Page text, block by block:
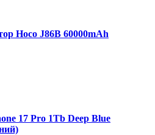
Hoco J86B 60000mAh
17 Pro 1Tb Deep Blue